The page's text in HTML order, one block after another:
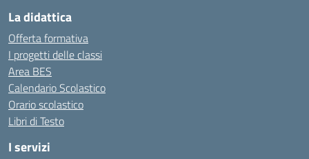
La didattica
Offerta formativa
I progetti delle classi
Area BES
Calendario Scolastico
Orario scolastico
Libri di Testo
I servizi